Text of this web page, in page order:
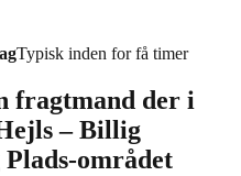
Typisk inden for få timer
fragtmand der i
– Billig
området